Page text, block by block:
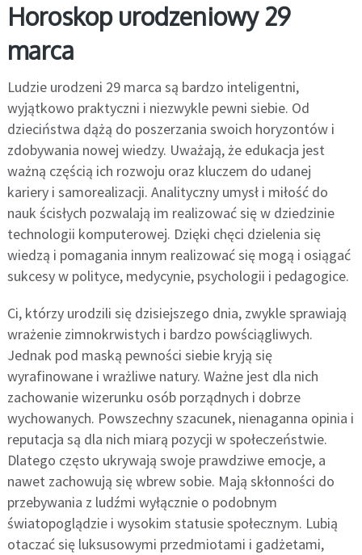
Horoskop urodzeniowy 29
marca
Ludzie urodzeni 29 marca są bardzo inteligentni,
wyjątkowo praktyczni i niezwykle pewni siebie. Od
dzieciństwa dążą do poszerzania swoich horyzontów i
zdobywania nowej wiedzy. Uważają, że edukacja jest
ważną częścią ich rozwoju oraz kluczem do udanej
kariery i samorealizacji. Analityczny umysł i miłość do
nauk ścisłych pozwalają im realizować się w dziedzinie
technologii komputerowej. Dzięki chęci dzielenia się
wiedzą i pomagania innym realizować się mogą i osiągać
sukcesy w polityce, medycynie, psychologii i pedagogice.
Ci, którzy urodzili się dzisiejszego dnia, zwykle sprawiają
wrażenie zimnokrwistych i bardzo powściągliwych.
Jednak pod maską pewności siebie kryją się
wyrafinowane i wrażliwe natury. Ważne jest dla nich
zachowanie wizerunku osób porządnych i dobrze
wychowanych. Powszechny szacunek, nienaganna opinia i
reputacja są dla nich miarą pozycji w społeczeństwie.
Dlatego często ukrywają swoje prawdziwe emocje, a
nawet zachowują się wbrew sobie. Mają skłonności do
przebywania z ludźmi wyłącznie o podobnym
światopoglądzie i wysokim statusie społecznym. Lubią
otaczać się luksusowymi przedmiotami i gadżetami,